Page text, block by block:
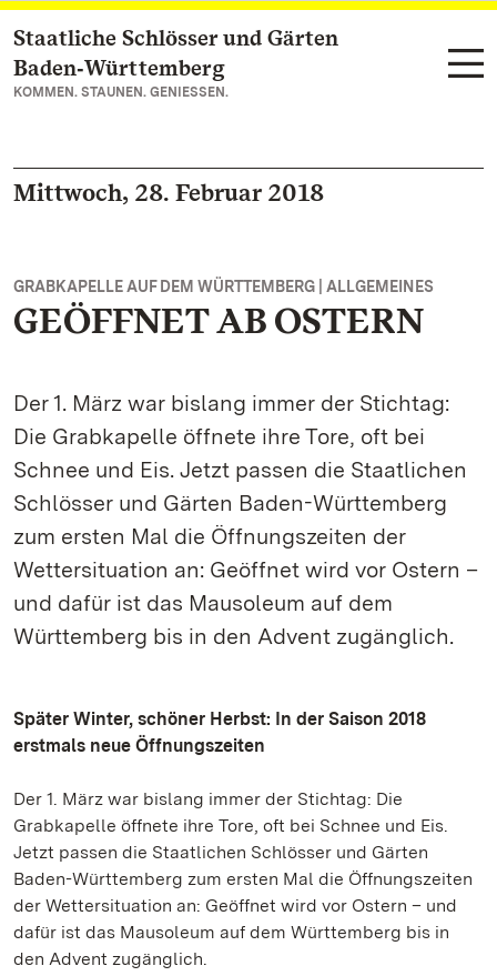
Zum Hauptinhalt springen
Staatliche Schlösser und Gärten
Baden‑Württemberg
KOMMEN. STAUNEN. GENIESSEN.
Mittwoch, 28. Februar 2018
GRABKAPELLE AUF DEM WÜRTTEMBERG | ALLGEMEINES
GEÖFFNET AB OSTERN
Der 1. März war bislang immer der Stichtag:
Die Grabkapelle öffnete ihre Tore, oft bei
Schnee und Eis. Jetzt passen die Staatlichen
Schlösser und Gärten Baden-Württemberg
zum ersten Mal die Öffnungszeiten der
Wettersituation an: Geöffnet wird vor Ostern –
und dafür ist das Mausoleum auf dem
Württemberg bis in den Advent zugänglich.
Später Winter, schöner Herbst: In der Saison 2018
erstmals neue Öffnungszeiten
Der 1. März war bislang immer der Stichtag: Die
Grabkapelle öffnete ihre Tore, oft bei Schnee und Eis.
Jetzt passen die Staatlichen Schlösser und Gärten
Baden-Württemberg zum ersten Mal die Öffnungszeiten
der Wettersituation an: Geöffnet wird vor Ostern – und
dafür ist das Mausoleum auf dem Württemberg bis in
den Advent zugänglich.